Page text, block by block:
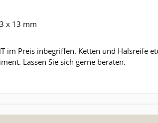
x 13 mm
im Preis inbegriffen. Ketten und Halsreife
Lassen Sie sich gerne beraten.